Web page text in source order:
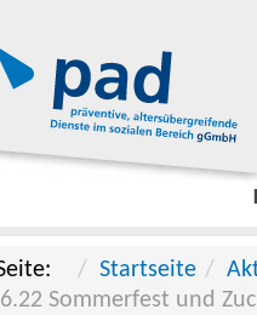
Startseite
Sommerfest und